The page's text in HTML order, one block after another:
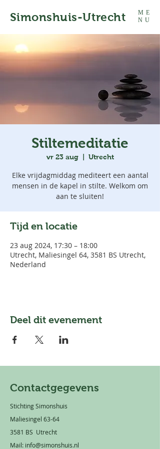
ME
NU
Simonshuis-Utrecht
Stiltemeditatie
vr 23 aug
  |
Utrecht
Elke vrijdagmiddag mediteert een aantal
mensen in de kapel in stilte. Welkom om
aan te sluiten!
Tijd en locatie
23 aug 2024, 17:30 – 18:00
Utrecht, Maliesingel 64, 3581 BS Utrecht,
Nederland
Deel dit evenement
Contactgegevens
Stichting Simonshuis
Maliesingel 63-64
3581 BS Utrecht
Mail: info@simonshuis.nl